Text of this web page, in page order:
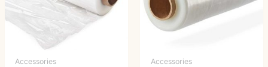
Accessories
Accessories